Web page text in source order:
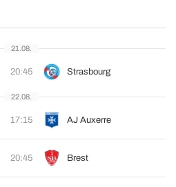
21.08.
20:45 Strasbourg
22.08.
17:15 AJ Auxerre
20:45 Brest